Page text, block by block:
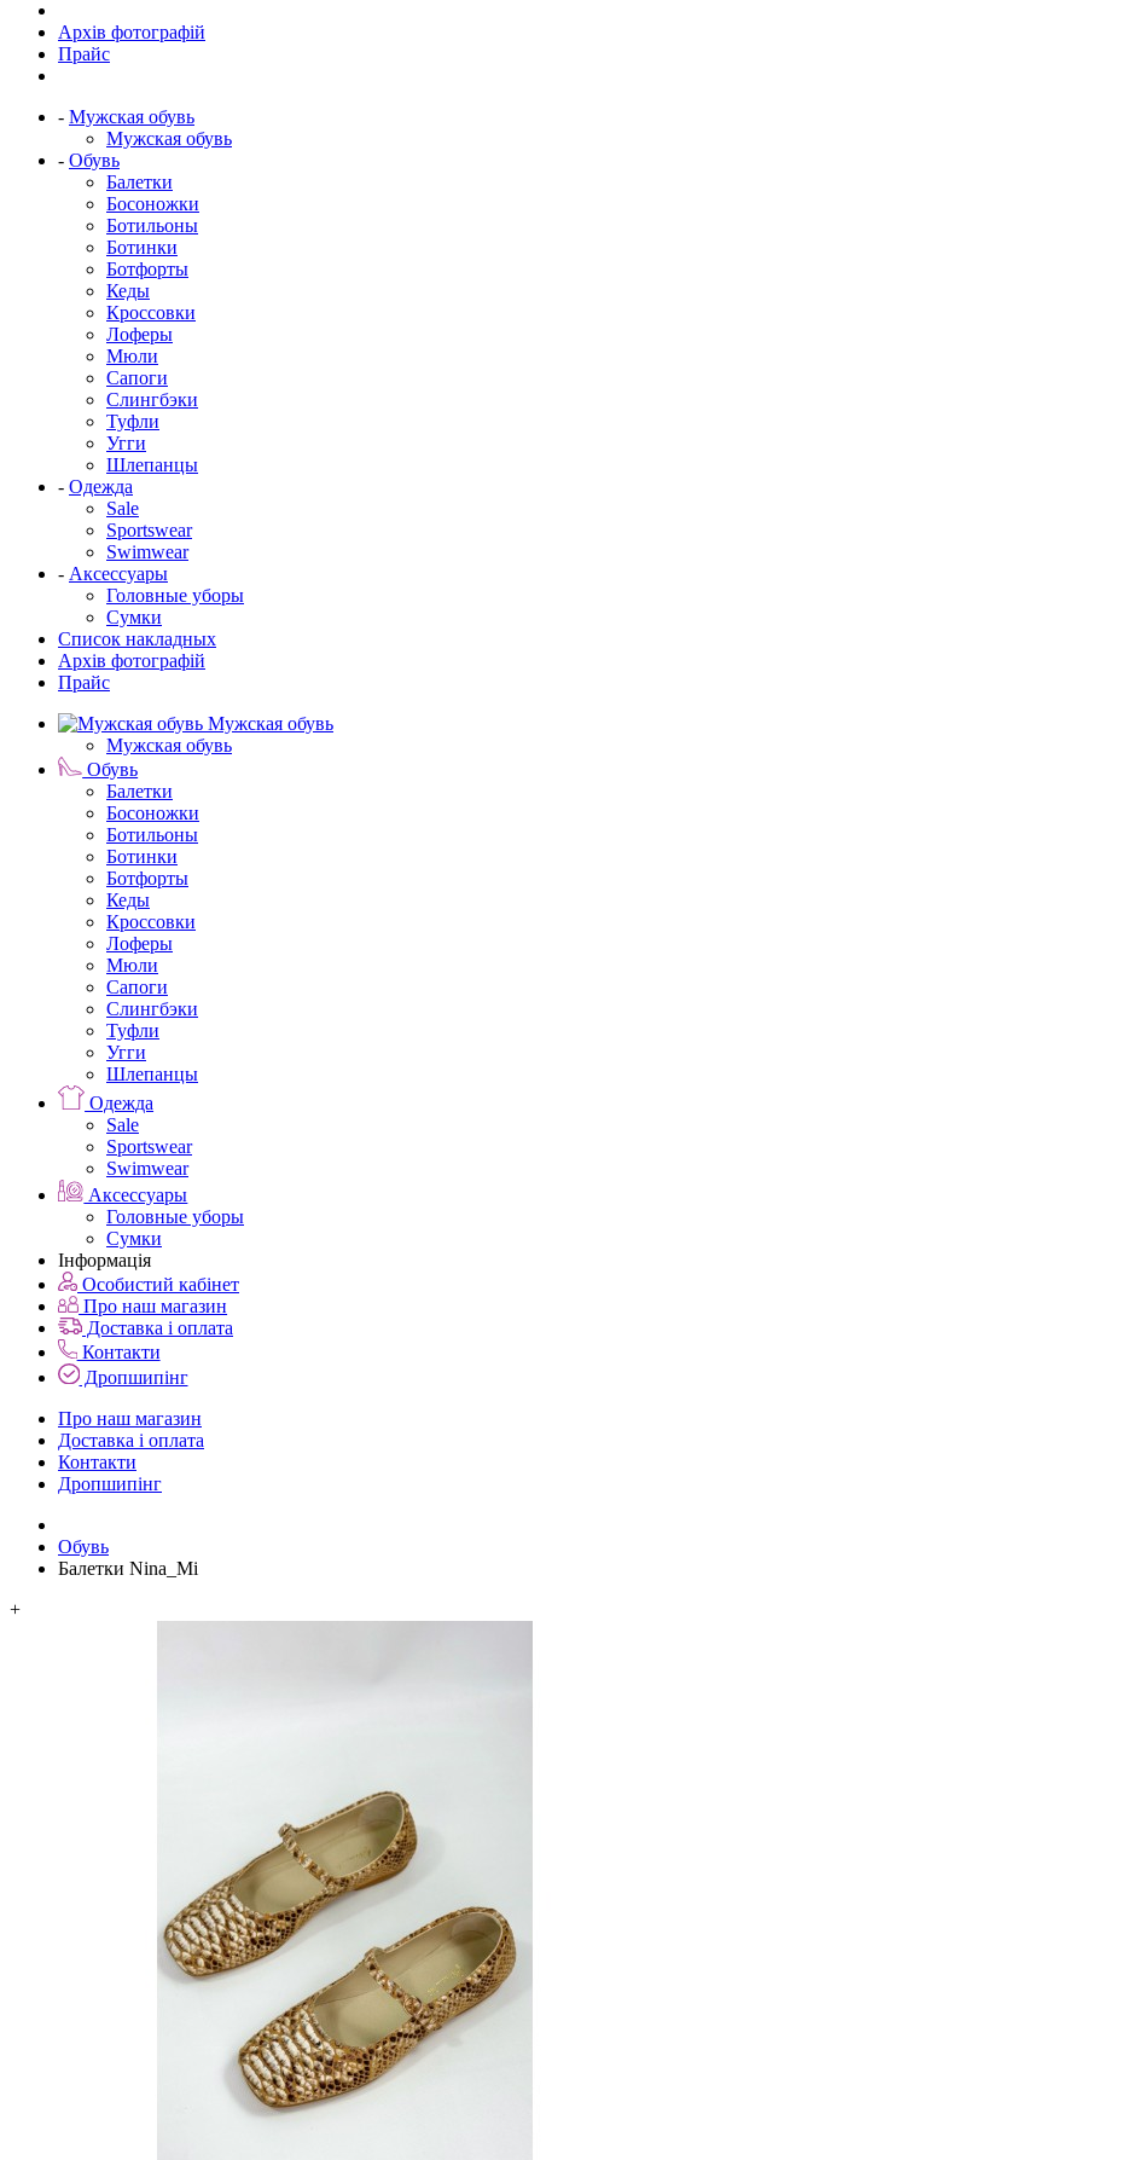
Архів фотографій
Прайс
- Мужская обувь
Мужская обувь
- Обувь
Балетки
Босоножки
Ботильоны
Ботинки
Ботфорты
Кеды
Кроссовки
Лоферы
Мюли
Сапоги
Слингбэки
Туфли
Угги
Шлепанцы
- Одежда
Sale
Sportswear
Swimwear
- Аксессуары
Головные уборы
Сумки
Список накладных
Архів фотографій
Прайс
Мужская обувь
Мужская обувь
Обувь
Балетки
Босоножки
Ботильоны
Ботинки
Ботфорты
Кеды
Кроссовки
Лоферы
Мюли
Сапоги
Слингбэки
Туфли
Угги
Шлепанцы
Одежда
Sale
Sportswear
Swimwear
Аксессуары
Головные уборы
Сумки
Інформація
Особистий кабінет
Про наш магазин
Доставка і оплата
Контакти
Дропшипінг
Про наш магазин
Доставка і оплата
Контакти
Дропшипінг
Обувь
Балетки Nina_Mi
+